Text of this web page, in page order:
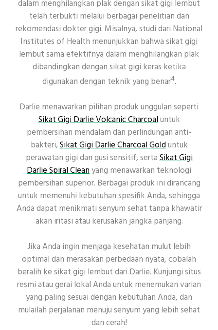
dalam menghilangkan plak dengan sikat gigi lembut
telah terbukti melalui berbagai penelitian dan
rekomendasi dokter gigi. Misalnya, studi dari National
Institutes of Health menunjukkan bahwa sikat gigi
lembut sama efektifnya dalam menghilangkan plak
dibandingkan dengan sikat gigi keras ketika
digunakan dengan teknik yang benar4.
Darlie menawarkan pilihan produk unggulan seperti
Sikat Gigi Darlie Volcanic Charcoaluntuk
pembersihan mendalam dan perlindungan anti-
bakteri,Sikat Gigi Darlie Charcoal Golduntuk
perawatan gigi dan gusi sensitif, sertaSikat Gigi
Darlie Spiral Cleanyang menawarkan teknologi
pembersihan superior. Berbagai produk ini dirancang
untuk memenuhi kebutuhan spesifik Anda, sehingga
Anda dapat menikmati senyum sehat tanpa khawatir
akan iritasi atau kerusakan jangka panjang.
Jika Anda ingin menjaga kesehatan mulut lebih
optimal dan merasakan perbedaan nyata, cobalah
beralih ke sikat gigi lembut dari Darlie. Kunjungi situs
resmi atau gerai lokal Anda untuk menemukan varian
yang paling sesuai dengan kebutuhan Anda, dan
mulailah perjalanan menuju senyum yang lebih sehat
dan cerah!